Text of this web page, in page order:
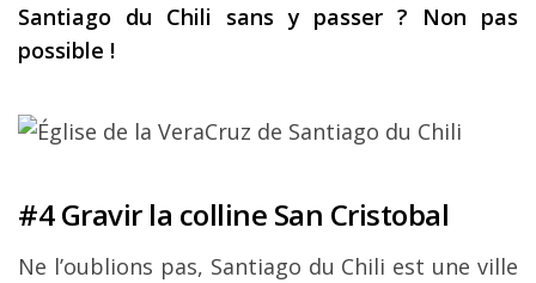
Santiago du Chili sans y passer ? Non pas
possible !
#4 Gravir la colline San Cristobal
Ne l’oublions pas, Santiago du Chili est une ville